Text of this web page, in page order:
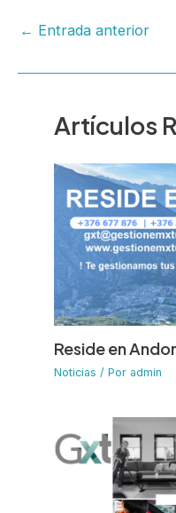
← Entrada anterior
Artículos
Reside en
Noticias / Por admin